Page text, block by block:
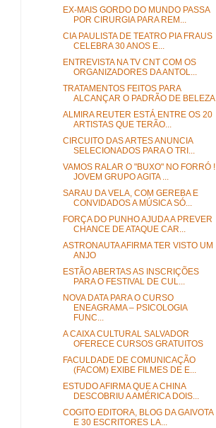
EX-MAIS GORDO DO MUNDO PASSA
POR CIRURGIA PARA REM...
CIA PAULISTA DE TEATRO PIA FRAUS
CELEBRA 30 ANOS E...
ENTREVISTA NA TV CNT COM OS
ORGANIZADORES DA ANTOL...
TRATAMENTOS FEITOS PARA
ALCANÇAR O PADRÃO DE BELEZA
ALMIRA REUTER ESTÁ ENTRE OS 20
ARTISTAS QUE TERÃO...
CIRCUITO DAS ARTES ANUNCIA
SELECIONADOS PARA O TRI...
VAMOS RALAR O "BUXO" NO FORRÓ !
JOVEM GRUPO AGITA ...
SARAU DA VELA, COM GEREBA E
CONVIDADOS A MÚSICA SÓ...
FORÇA DO PUNHO AJUDA A PREVER
CHANCE DE ATAQUE CAR...
ASTRONAUTA AFIRMA TER VISTO UM
ANJO
ESTÃO ABERTAS AS INSCRIÇÕES
PARA O FESTIVAL DE CUL...
NOVA DATA PARA O CURSO
ENEAGRAMA – PSICOLOGIA
FUNC...
A CAIXA CULTURAL SALVADOR
OFERECE CURSOS GRATUITOS
FACULDADE DE COMUNICAÇÃO
(FACOM) EXIBE FILMES DE E...
ESTUDO AFIRMA QUE A CHINA
DESCOBRIU A AMÉRICA DOIS...
COGITO EDITORA, BLOG DA GAIVOTA
E 30 ESCRITORES LA...